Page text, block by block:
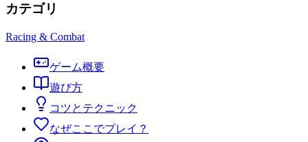
カテゴリ
Racing & Combat
ゲーム概要
遊び方
コツとテクニック
なぜここでプレイ？